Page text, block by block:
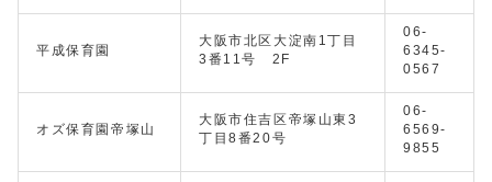
平成保育園
大阪市北区大淀南1丁目
3番11号 2F
06-
6345-
0567
オズ保育園帝塚山
大阪市住吉区帝塚山東3
丁目8番20号
06-
6569-
9855